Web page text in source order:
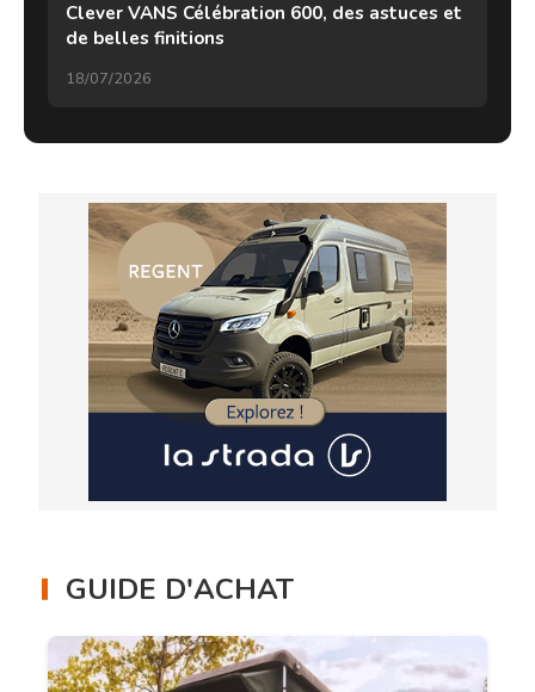
Clever VANS Célébration 600, des astuces et
de belles finitions
18/07/2026
GUIDE D'ACHAT